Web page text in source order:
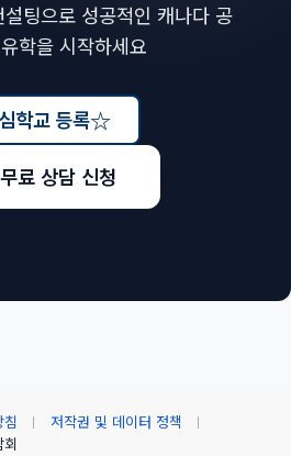
팅으로 성공적인 캐나다 공
학을 시작하세요
학교 등록☆
료 상담 신청
저작권 및 데이터 정책